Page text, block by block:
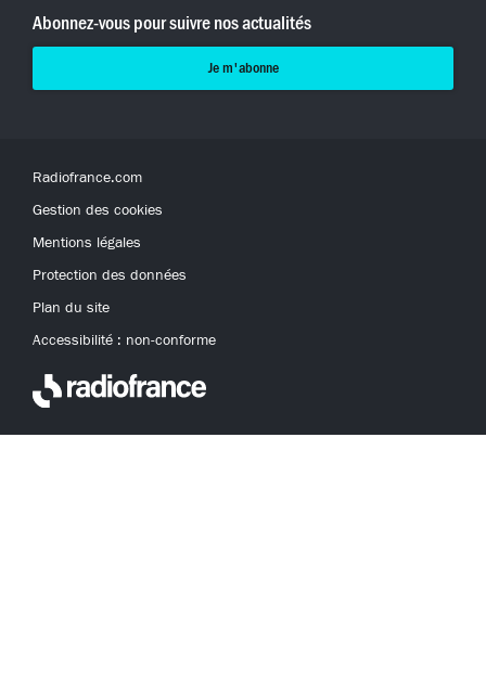
BlueskyLinkedIn
Abonnez-vous pour suivre nos actualités
Je m'abonne
Radiofrance.com
Gestion des cookies
Mentions légales
Protection des données
Plan du site
Accessibilité : non-conforme